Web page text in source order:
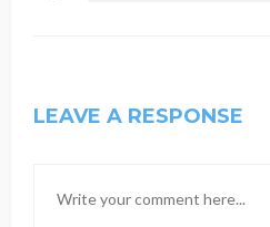
LEAVE A RESPONSE